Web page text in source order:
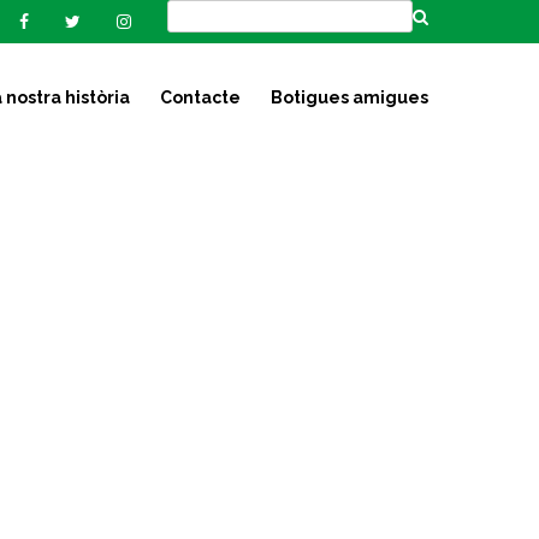
nostra història Contacte Botigues amigues